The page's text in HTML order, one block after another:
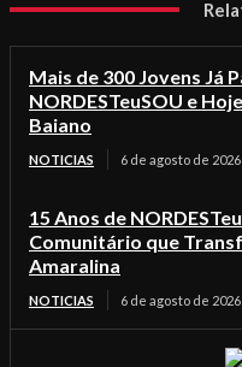
Mais de 300 Jovens Já
NORDESTeuSOU e
Baiano
NOTICIAS 6 de agosto de 2026
15 Anos de
Comunitário que
Amaralina
NOTICIAS 6 de agosto de 2026